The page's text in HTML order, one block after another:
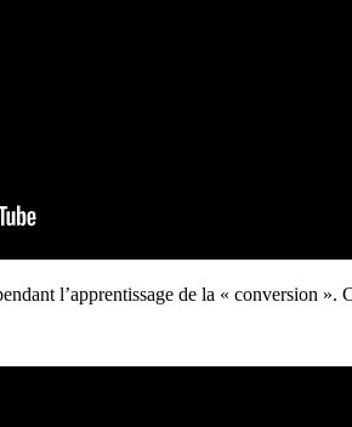
l’apprentissage de la « conversion